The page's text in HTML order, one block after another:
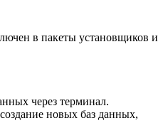
в пакеты установщиков и
через терминал.
новых баз данных,